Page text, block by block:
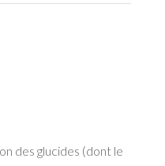
des glucides (dont le